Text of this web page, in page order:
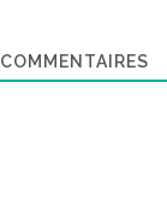
COMMENTAIRES